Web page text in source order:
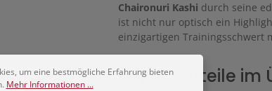
Chaironuri Kashi durch seine
ist nicht nur optisch ein
einzigartigen Trainingsschwert
Deine Vorteile im
um eine bestmögliche Erfahrung bieten
Mehr Informationen ...